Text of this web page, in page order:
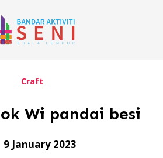
Craft
Wi pandai besi
9 January 2023